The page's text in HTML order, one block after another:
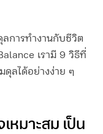
ลการทำงานกับชีวิต
เรามี 9 วิธีที่
ดุลได้อย่างง่าย ๆ
หมาะสม เป็น